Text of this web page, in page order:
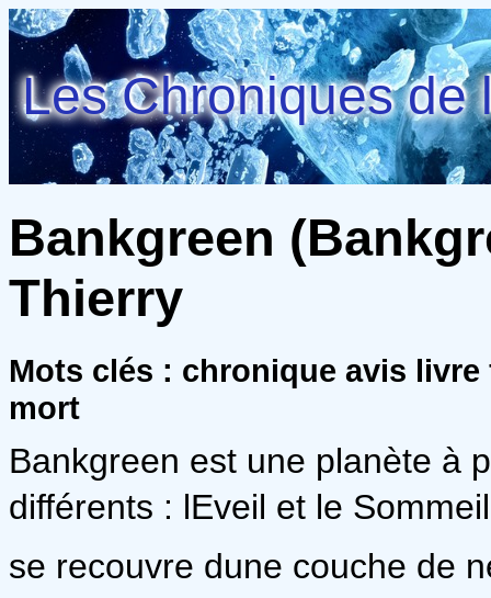
Les Chroniques de
Bankgreen
Thierry
Mots clés : chronique avis
mort
Bankgreen est une planète à
différents : lEveil et le
se recouvre dune couche de